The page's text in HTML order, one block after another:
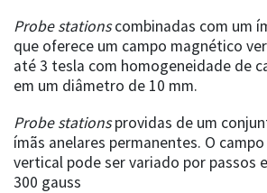
Probe stationscombinadas com um
que oferece um campo magnético
até 3 tesla com homogeneidade de
em um diâmetro de 10 mm.
Probe stationsprovidas de um
ímãs anelares permanentes. O
vertical pode ser variado por passos
300 gauss